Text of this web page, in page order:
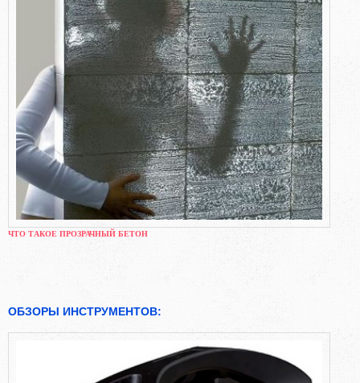
ЧТО ТАКОЕ ПРОЗРАЧНЫЙ БЕТОН
ОБЗОРЫ ИНСТРУМЕНТОВ: